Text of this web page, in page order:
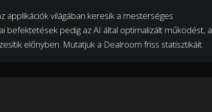
applikációk világában keresik a mesterséges
befektetések pedig az AI által optimalizált működést, a
előnyben. Mutatjuk a Dealroom friss statisztikáit.